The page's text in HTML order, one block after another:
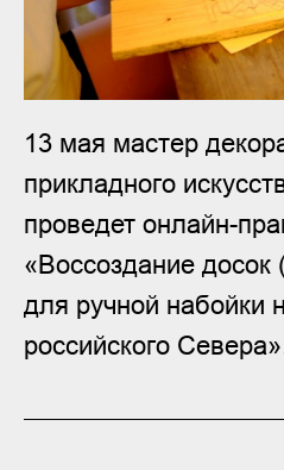
13 мая мастер
прикладного
проведет онлайн-
«Воссоздание досок
для ручной набойки
российского